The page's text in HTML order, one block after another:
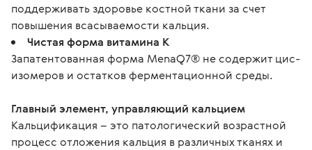
поддерживать здоровье костной ткани за счет
повышения всасываемости кальция.
Чистая форма витамина К
Запатентованная форма MenaQ7® не содержит цис-
изомеров и остатков ферментационной среды.
Главный элемент, управляющий кальцием
Кальцификация – это патологический возрастной
процесс отложения кальция в различных тканях и